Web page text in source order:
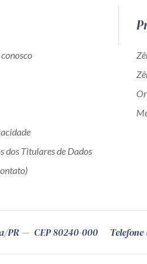
dos Titulares de Dados
/PR CEP80240-000